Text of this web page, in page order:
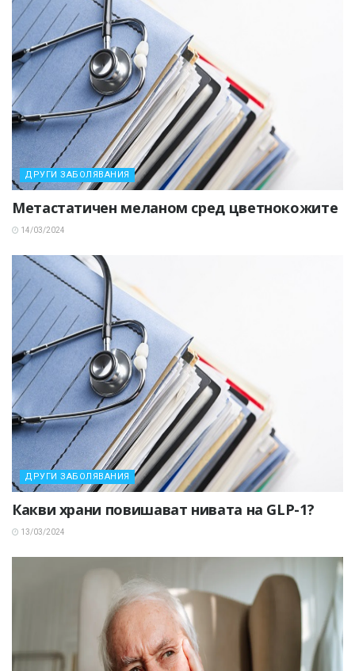
ДРУГИ ЗАБОЛЯВАНИЯ
Метастатичен меланом сред цветнокожите
14/03/2024
ДРУГИ ЗАБОЛЯВАНИЯ
Какви храни повишават нивата на GLP-1?
13/03/2024